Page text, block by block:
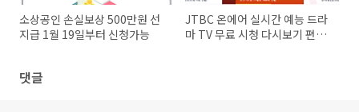
소상공인 손실보상 500만원 선
지급 1월 19일부터 신청가능
JTBC 온에어 실시간 예능 드라
마 TV 무료 시청 다시보기 편성
댓글